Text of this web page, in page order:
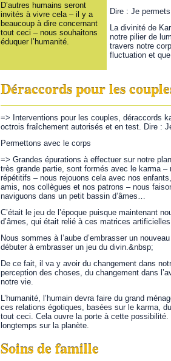
D’autres humains seront
invités à vivre cela – il y a
beaucoup à dire concernant
tout ceci – nous souhaitons
éduquer l’humanité.
Dire : Je
La divinité de
notre pilier de
travers notre
fluctuation et
Déraccords pour les
=> Interventions pour les couples, déraccords
octrois fraîchement autorisés et en test. Dire :
Permettons avec le corps
=> Grandes épurations à effectuer sur notre
très grande partie, sont formés avec le karma
répétitifs – nous rejouons cela avec nos
amis, nos collègues et nos patrons – nous
naviguons dans un petit bassin d’âmes…
C’était le jeu de l’époque puisque maintenant
d’âmes, qui était relié à ces matrices
Nous sommes à l’aube d’embrasser un
débuter à embrasser un jeu du divin.&nbsp;
De ce fait, il va y avoir du changement dans
perception des choses, du changement dans
notre vie.
L’humanité, l’humain devra faire du grand
ces relations égotiques, basées sur le karma,
tout ceci. Cela ouvre la porte à cette
longtemps sur la planète.
Soins de famille